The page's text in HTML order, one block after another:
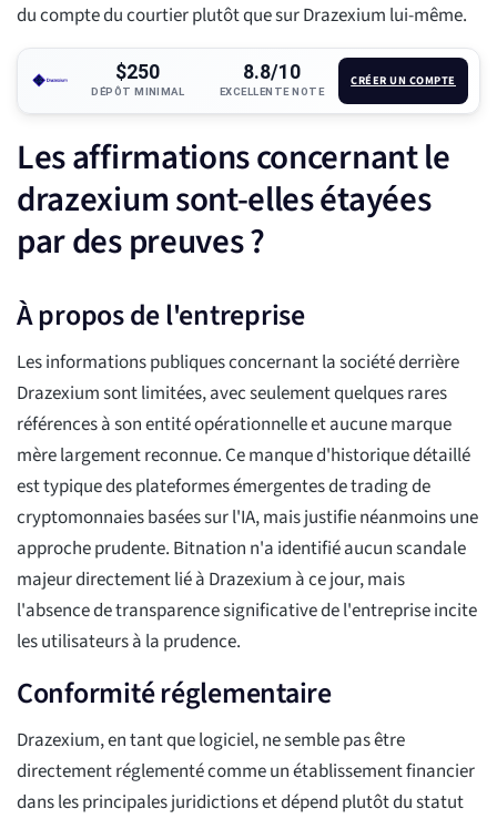
du compte du courtier plutôt que sur Drazexium lui-même.
$250
DÉPÔT MINIMAL
8.8/10
EXCELLENTE NOTE
CRÉER UN COMPTE
Les affirmations concernant le
drazexium sont-elles étayées
par des preuves ?
À propos de l'entreprise
Les informations publiques concernant la société derrière
Drazexium sont limitées, avec seulement quelques rares
références à son entité opérationnelle et aucune marque
mère largement reconnue. Ce manque d'historique détaillé
est typique des plateformes émergentes de trading de
cryptomonnaies basées sur l'IA, mais justifie néanmoins une
approche prudente. Bitnation n'a identifié aucun scandale
majeur directement lié à Drazexium à ce jour, mais
l'absence de transparence significative de l'entreprise incite
les utilisateurs à la prudence.
Conformité réglementaire
Drazexium, en tant que logiciel, ne semble pas être
directement réglementé comme un établissement financier
dans les principales juridictions et dépend plutôt du statut